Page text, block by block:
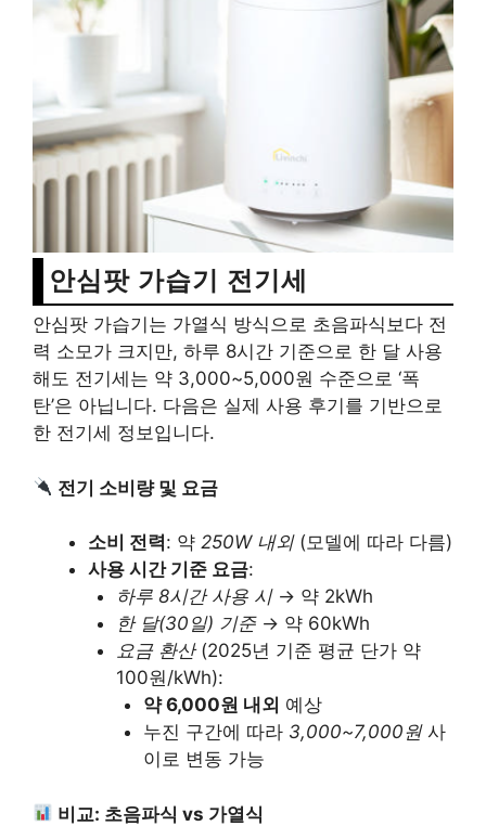
안심팟 가습기 전기세
안심팟 가습기는 가열식 방식으로 초음파식보다 전
력 소모가 크지만, 하루 8시간 기준으로 한 달 사용
해도 전기세는 약 3,000~5,000원 수준으로 ‘폭
탄’은 아닙니다. 다음은 실제 사용 후기를 기반으로
한 전기세 정보입니다.
전기 소비량 및 요금
소비 전력: 약 250W 내외(모델에 따라 다름)
사용 시간 기준 요금:
하루 8시간 사용 시→ 약 2kWh
한 달(30일) 기준→ 약 60kWh
요금 환산(2025년 기준 평균 단가 약
100원/kWh):
약 6,000원 내외 예상
누진 구간에 따라 3,000~7,000원사
이로 변동 가능
비교: 초음파식 vs 가열식